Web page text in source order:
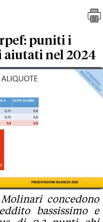
puniti i
aiutati nel 2024
concedono
bassissimo e